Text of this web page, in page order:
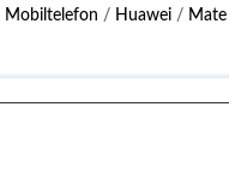
Mobiltelefon / Huawei / Mate